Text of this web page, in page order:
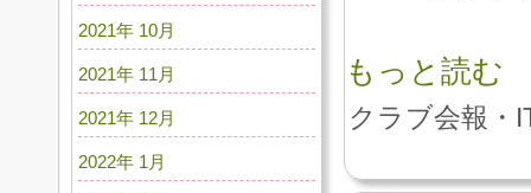
もっと読む
クラブ会報・
2021年 10月
2021年 11月
2021年 12月
2022年 1月